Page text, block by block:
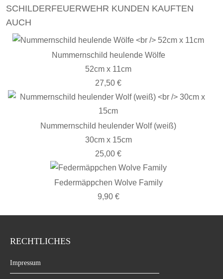
SCHILDERFEUERWEHR KUNDEN KAUFTEN
AUCH
Nummernschild heulende Wölfe
52cm x 11cm
27,50 €
Nummernschild heulender Wolf (weiß)
30cm x 15cm
25,00 €
Federmäppchen Wolve Family
9,90 €
RECHTLICHES
Impressum